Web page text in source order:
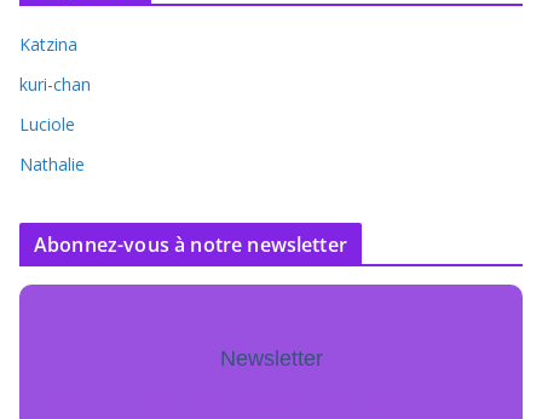
Katzina
kuri-chan
Luciole
Nathalie
Abonnez-vous à notre newsletter
Newsletter